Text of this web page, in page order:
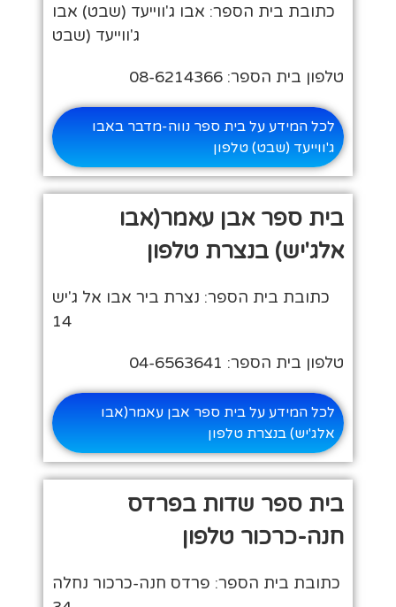
כתובת בית הספר: אבו ג'ווייעד (שבט) אבו
ג'ווייעד (שבט
טלפון בית הספר: 08-6214366
לכל המידע על בית ספר נווה-מדבר באבו
ג'ווייעד (שבט) טלפון
בית ספר אבן עאמר(אבו
אלג'יש) בנצרת טלפון
כתובת בית הספר: נצרת ביר אבו אל ג'יש
14
טלפון בית הספר: 04-6563641
לכל המידע על בית ספר אבן עאמר(אבו
אלג'יש) בנצרת טלפון
בית ספר שדות בפרדס
חנה-כרכור טלפון
כתובת בית הספר: פרדס חנה-כרכור נחלה